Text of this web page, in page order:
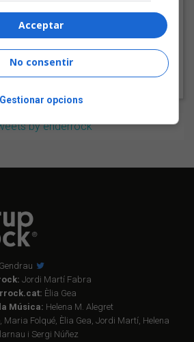
by enderrock
Jordi Martí Fabra
Èlia Gea
Música: Helena M. Alegret
Maria Folqué, Èlia Gea, Jordi Martí, Helena
i Sergi Núñez
Acceptar
No consentir
Gestionar opcions